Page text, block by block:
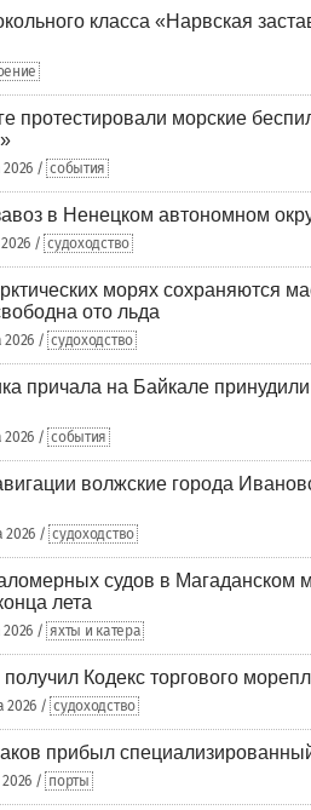
класса «Нарвская
протестировали морские
2026 / события
в Ненецком автономном
2026 / судоходство
морях сохраняются
ото льда
2026 / судоходство
причала на Байкале
2026 / события
волжские города
2026 / судоходство
судов в Магаданском
лета
2026 / яхты и катера
Кодекс торгового
2026 / судоходство
прибыл
2026 / порты